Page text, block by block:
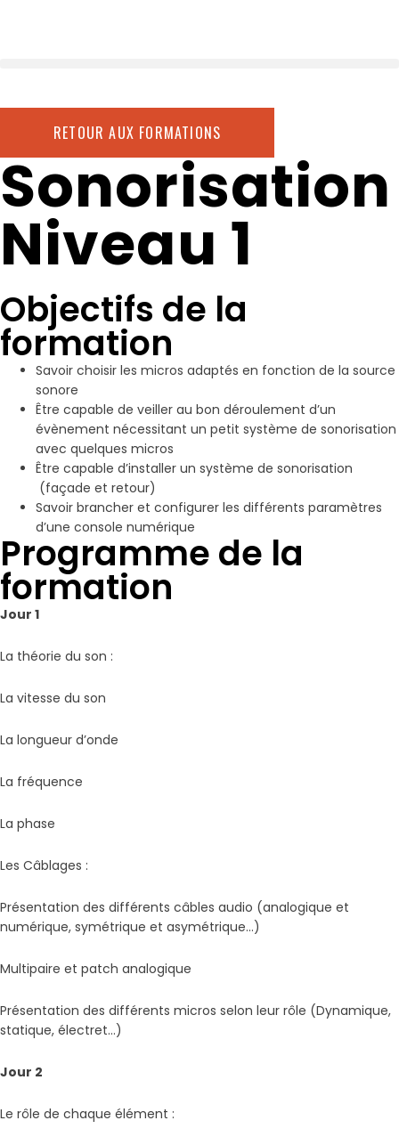
RETOUR AUX FORMATIONS
Sonorisation
Niveau 1
Objectifs de la
formation
Savoir choisir les micros adaptés en fonction de la source
sonore
Être capable de veiller au bon déroulement d’un
évènement nécessitant un petit système de sonorisation
avec quelques micros
Être capable d’installer un système de sonorisation
(façade et retour)
Savoir brancher et configurer les différents paramètres
d’une console numérique
Programme de la
formation
Jour 1
La théorie du son :
La vitesse du son
La longueur d’onde
La fréquence
La phase
Les Câblages :
Présentation des différents câbles audio (analogique et
numérique, symétrique et asymétrique…)
Multipaire et patch analogique
Présentation des différents micros selon leur rôle (Dynamique,
statique, électret…)
Jour 2
Le rôle de chaque élément :